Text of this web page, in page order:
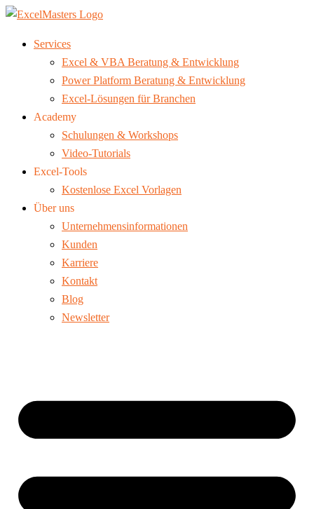
Services
Excel & VBA Beratung & Entwicklung
Power Platform Beratung & Entwicklung
Excel-Lösungen für Branchen
Academy
Schulungen & Workshops
Video-Tutorials
Excel-Tools
Kostenlose Excel Vorlagen
Über uns
Unternehmensinformationen
Kunden
Karriere
Kontakt
Blog
Newsletter